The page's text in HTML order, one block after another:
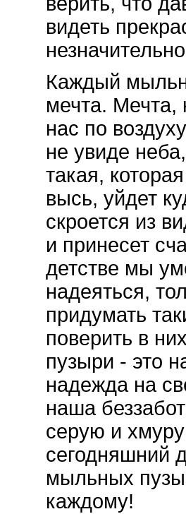
видеть
Каждый
мечта. Мечта,
нас по
не увиде
такая,
высь, уйдет
скроется из
и принесет
детстве мы
надеяться,
придумать
поверить в
пузыри - это
надежда на
наша
серую и
сегодняшний
мыльных
каждому!